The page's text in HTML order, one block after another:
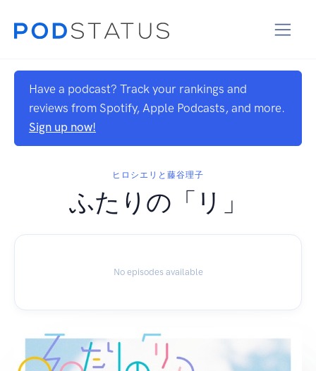
Have a podcast? Track your rankings and
reviews from Spotify, Apple Podcasts, and more.
Sign up now!
ヒロシエリと藤谷理子
ふたりの「リ」
No episodes available